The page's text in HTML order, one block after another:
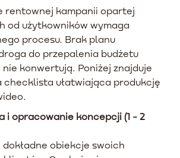
rentownej kampanii opartej
od użytkowników wymaga
procesu. Brak planu
do przepalenia budżetu
konwertują. Poniżej znajduje
checklista ułatwiająca produkcję
i opracowanie koncepcji (1 - 2
dokładne obiekcje swoich